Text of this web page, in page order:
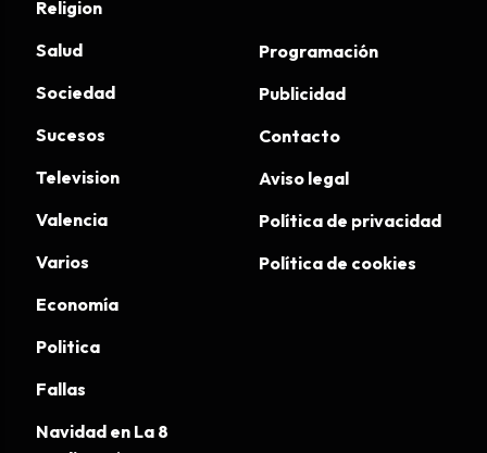
Religion
Salud
Sociedad
Sucesos
Television
Valencia
Varios
Economía
Politica
Fallas
Navidad en La 8
Programación
Publicidad
Contacto
Aviso legal
Política de privacidad
Política de cookies